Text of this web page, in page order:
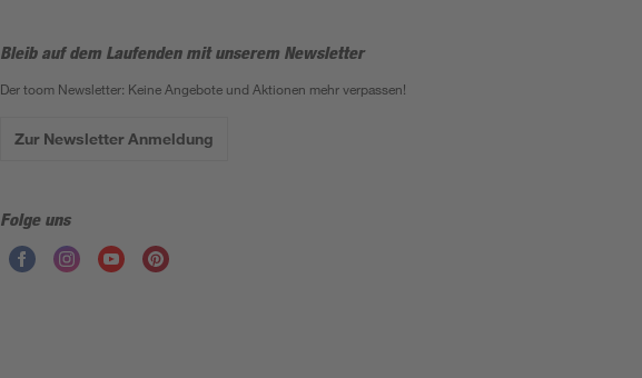
Bleib auf dem Laufenden mit unserem Newsletter
Der toom Newsletter: Keine Angebote und Aktionen mehr verpassen!
Zur Newsletter Anmeldung
Folge uns